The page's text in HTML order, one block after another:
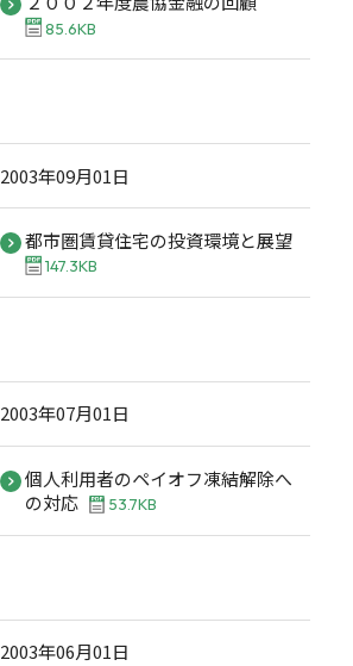
85.6KB
2003年09月01日
都市圏賃貸住宅の投資環境と展望
147.3KB
2003年07月01日
個人利用者のペイオフ凍結解除へ
の対応
53.7KB
2003年06月01日